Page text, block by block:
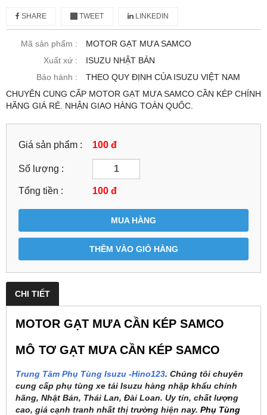
SHARE TWEET LINKEDIN
Mã sản phẩm :
MOTOR GẠT MƯA SAMCO
Xuất xứ :
ISUZU NHẬT BẢN
Bảo hành :
THEO QUY ĐỊNH CỦA ISUZU VIỆT NAM
CHUYÊN CUNG CẤP MOTOR GẠT MƯA SAMCO CẦN KÉP CHÍNH
HÃNG GIÁ RẺ. NHẬN GIAO HÀNG TOÀN QUỐC.
Giá sản phẩm : 100 đ
Số lượng :
Tổng tiền : 100 đ
MUA HÀNG
THÊM VÀO GIỎ HÀNG
CHI TIẾT
MOTOR GẠT MƯA CẦN KÉP SAMCO
MÔ TƠ GẠT MƯA CẦN KÉP SAMCO
Trung Tâm Phụ Tùng Isuzu -Hino123. Chúng tôi chuyên
cung cấp phụ tùng xe tải Isuzu hàng nhập khẩu chính
hãng, Nhật Bản, Thái Lan, Đài Loan. Uy tín, chất lượng
cao, giá cạnh tranh nhất thị trường hiện nay. Phụ Tùng